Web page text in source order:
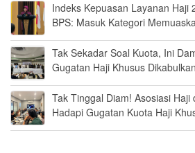
Indeks Kepuasan Layanan Haji
BPS: Masuk Kategori
Tak Sekadar Soal Kuota, Ini
Gugatan Haji Khusus Dikabulkan
Tak Tinggal Diam! Asosiasi Haji
Hadapi Gugatan Kuota Haji